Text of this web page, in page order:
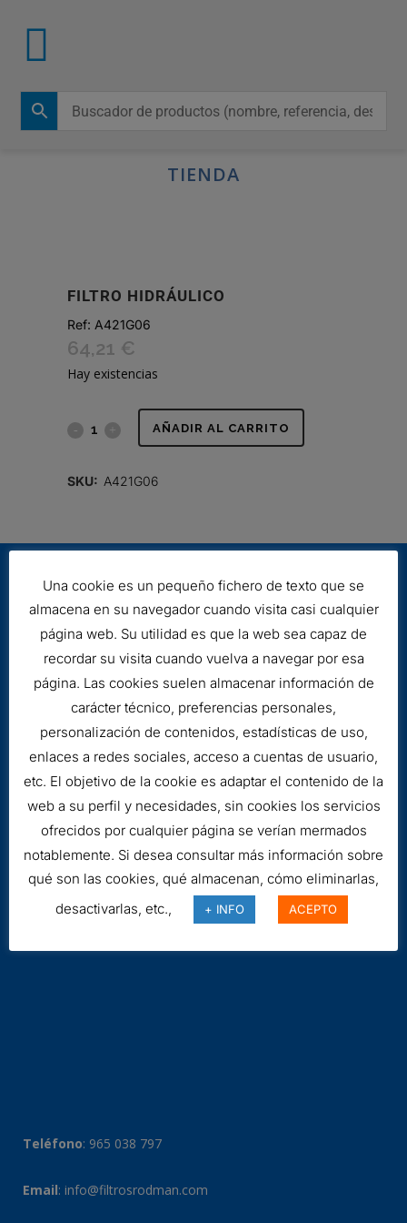
TIENDA
FILTRO HIDRÁULICO
Ref: A421G06
64,21 €
Hay existencias
FILTRO AÑADIR AL CARRITO
SKU: A421G06
Aviso legal
Teléfono: 965 038 797
Email: info@filtrosrodman.com
Una cookie es un pequeño fichero de texto que se
almacena en su navegador cuando visita casi cualquier
página web. Su utilidad es que la web sea capaz de
recordar su visita cuando vuelva a navegar por esa
página. Las cookies suelen almacenar información de
carácter técnico, preferencias personales,
personalización de contenidos, estadísticas de uso,
enlaces a redes sociales, acceso a cuentas de usuario,
etc. El objetivo de la cookie es adaptar el contenido de la
web a su perfil y necesidades, sin cookies los servicios
ofrecidos por cualquier página se verían mermados
notablemente. Si desea consultar más información sobre
qué son las cookies, qué almacenan, cómo eliminarlas,
desactivarlas, etc.,
+ INFO ACEPTO